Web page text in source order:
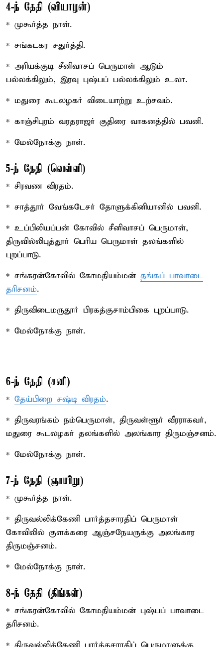
4-ந் தேதி (வியாழன்)
* முகூர்த்த நாள்.
* சங்கடகர சதுர்த்தி.
* அரியக்குடி சீனிவாசப் பெருமாள் ஆடும்
பல்லக்கிலும், இரவு புஷ்பப் பல்லக்கிலும் உலா.
* மதுரை கூடலழகர் விடையாற்று உற்சவம்.
* காஞ்சிபுரம் வரதராஜர் குதிரை வாகனத்தில் பவனி.
* மேல்நோக்கு நாள்.
5-ந் தேதி (வெள்ளி)
* சிரவண விரதம்.
* சாத்தூர் வேங்கடேசர் தோளுக்கினியானில் பவனி.
* உப்பிலியப்பன் கோவில் சீனிவாசப் பெருமாள்,
திருவில்லிபுத்தூர் பெரிய பெருமாள் தலங்களில்
புறப்பாடு.
* சங்கரன்கோவில் கோமதியம்மன் தங்கப் பாவாடை
தரிசனம்.
* திருவிடைமருதூர் பிரகத்குசாம்பிகை புறப்பாடு.
* மேல்நோக்கு நாள்.
6-ந் தேதி (சனி)
* தேய்பிறை சஷ்டி விரதம்.
* திருவரங்கம் நம்பெருமாள், திருவள்ளூர் வீரராகவர்,
மதுரை கூடலழகர் தலங்களில் அலங்கார திருமஞ்சனம்.
* மேல்நோக்கு நாள்.
7-ந் தேதி (ஞாயிறு)
* முகூர்த்த நாள்.
* திருவல்லிக்கேணி பார்த்தசாரதிப் பெருமாள்
கோவிலில் குளக்கரை ஆஞ்சநேயருக்கு அலங்கார
திருமஞ்சனம்.
* மேல்நோக்கு நாள்.
8-ந் தேதி (திங்கள்)
* சங்கரன்கோவில் கோமதியம்மன் புஷ்பப் பாவாடை
தரிசனம்.